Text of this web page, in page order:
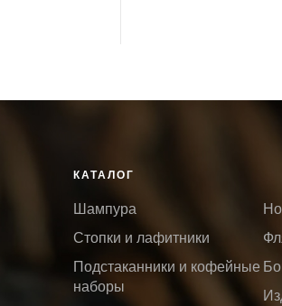
КАТАЛОГ
Шампура
Стопки и лафитники
Подстаканники и кофейные
наборы